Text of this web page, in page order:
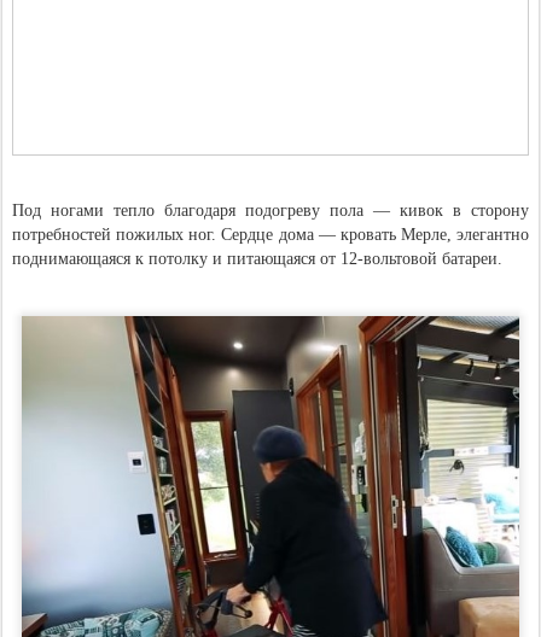
Под ногами тепло благодаря подогреву пола — кивок в сторону
потребностей пожилых ног. Сердце дома — кровать Мерле, элегантно
поднимающаяся к потолку и питающаяся от 12-вольтовой батареи.